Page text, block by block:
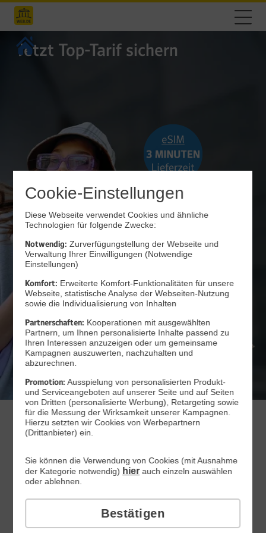
Jetzt Top-Tarif sichern
WEB.DE Handytarife
All-Net-Flat
Mit Vertragslaufzeit Monatlich kündbar
Cookie-Einstellungen
Diese Webseite verwendet Cookies und ähnliche
Technologien für folgende Zwecke:
Notwendig: Zurverfügungstellung der Webseite und
Verwaltung Ihrer Einwilligungen (Notwendige
Einstellungen)
Komfort: Erweiterte Komfort-Funktionalitäten für unsere
Webseite, statistische Analyse der Webseiten-Nutzung
sowie die Individualisierung von Inhalten
Partnerschaften: Kooperationen mit ausgewählten
Partnern, um Ihnen personalisierte Inhalte passend zu
Ihren Interessen anzuzeigen oder um gemeinsame
Kampagnen auszuwerten, nachzuhalten und
abzurechnen.
Promotion:Ausspielung von personalisierten Produkt-
und Serviceangeboten auf unserer Seite und auf Seiten
von Dritten (personalisierte Werbung), Retargeting sowie
für die Messung der Wirksamkeit unserer Kampagnen.
Hierzu setzten wir Cookies von Werbepartnern
(Drittanbieter) ein.
Sie können die Verwendung von Cookies (mit Ausnahme
der Kategorie notwendig) hierauch einzeln auswählen
oder ablehnen.
Bestätigen